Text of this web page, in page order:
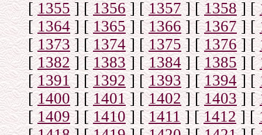
[1355] [1356] [1357] [1358] [
[ 1364] [1365] [1366] [1367] [
[1373] [1374] [1375] [1376] [
[1382] [1383] [1384] [1385] [
[1391] [1392] [1393] [1394] [
[1400] [1401] [1402] [1403] [
[1409] [1410] [1411] [1412] [